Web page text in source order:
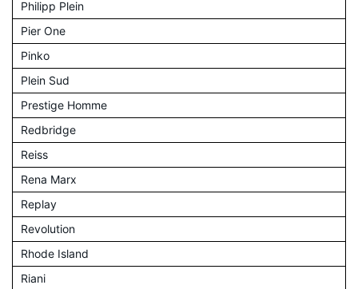
Philipp Plein
Pier One
Pinko
Plein Sud
Prestige Homme
Redbridge
Reiss
Rena Marx
Replay
Revolution
Rhode Island
Riani